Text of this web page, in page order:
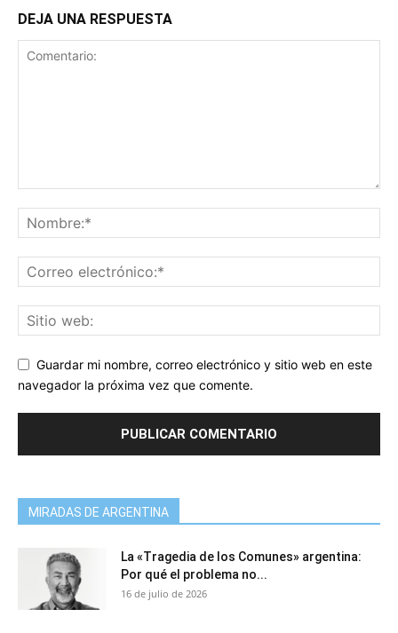
DEJA UNA RESPUESTA
Guardar mi nombre, correo electrónico y sitio web en este
navegador la próxima vez que comente.
MIRADAS DE ARGENTINA
La «Tragedia de los Comunes» argentina:
Por qué el problema no...
16 de julio de 2026